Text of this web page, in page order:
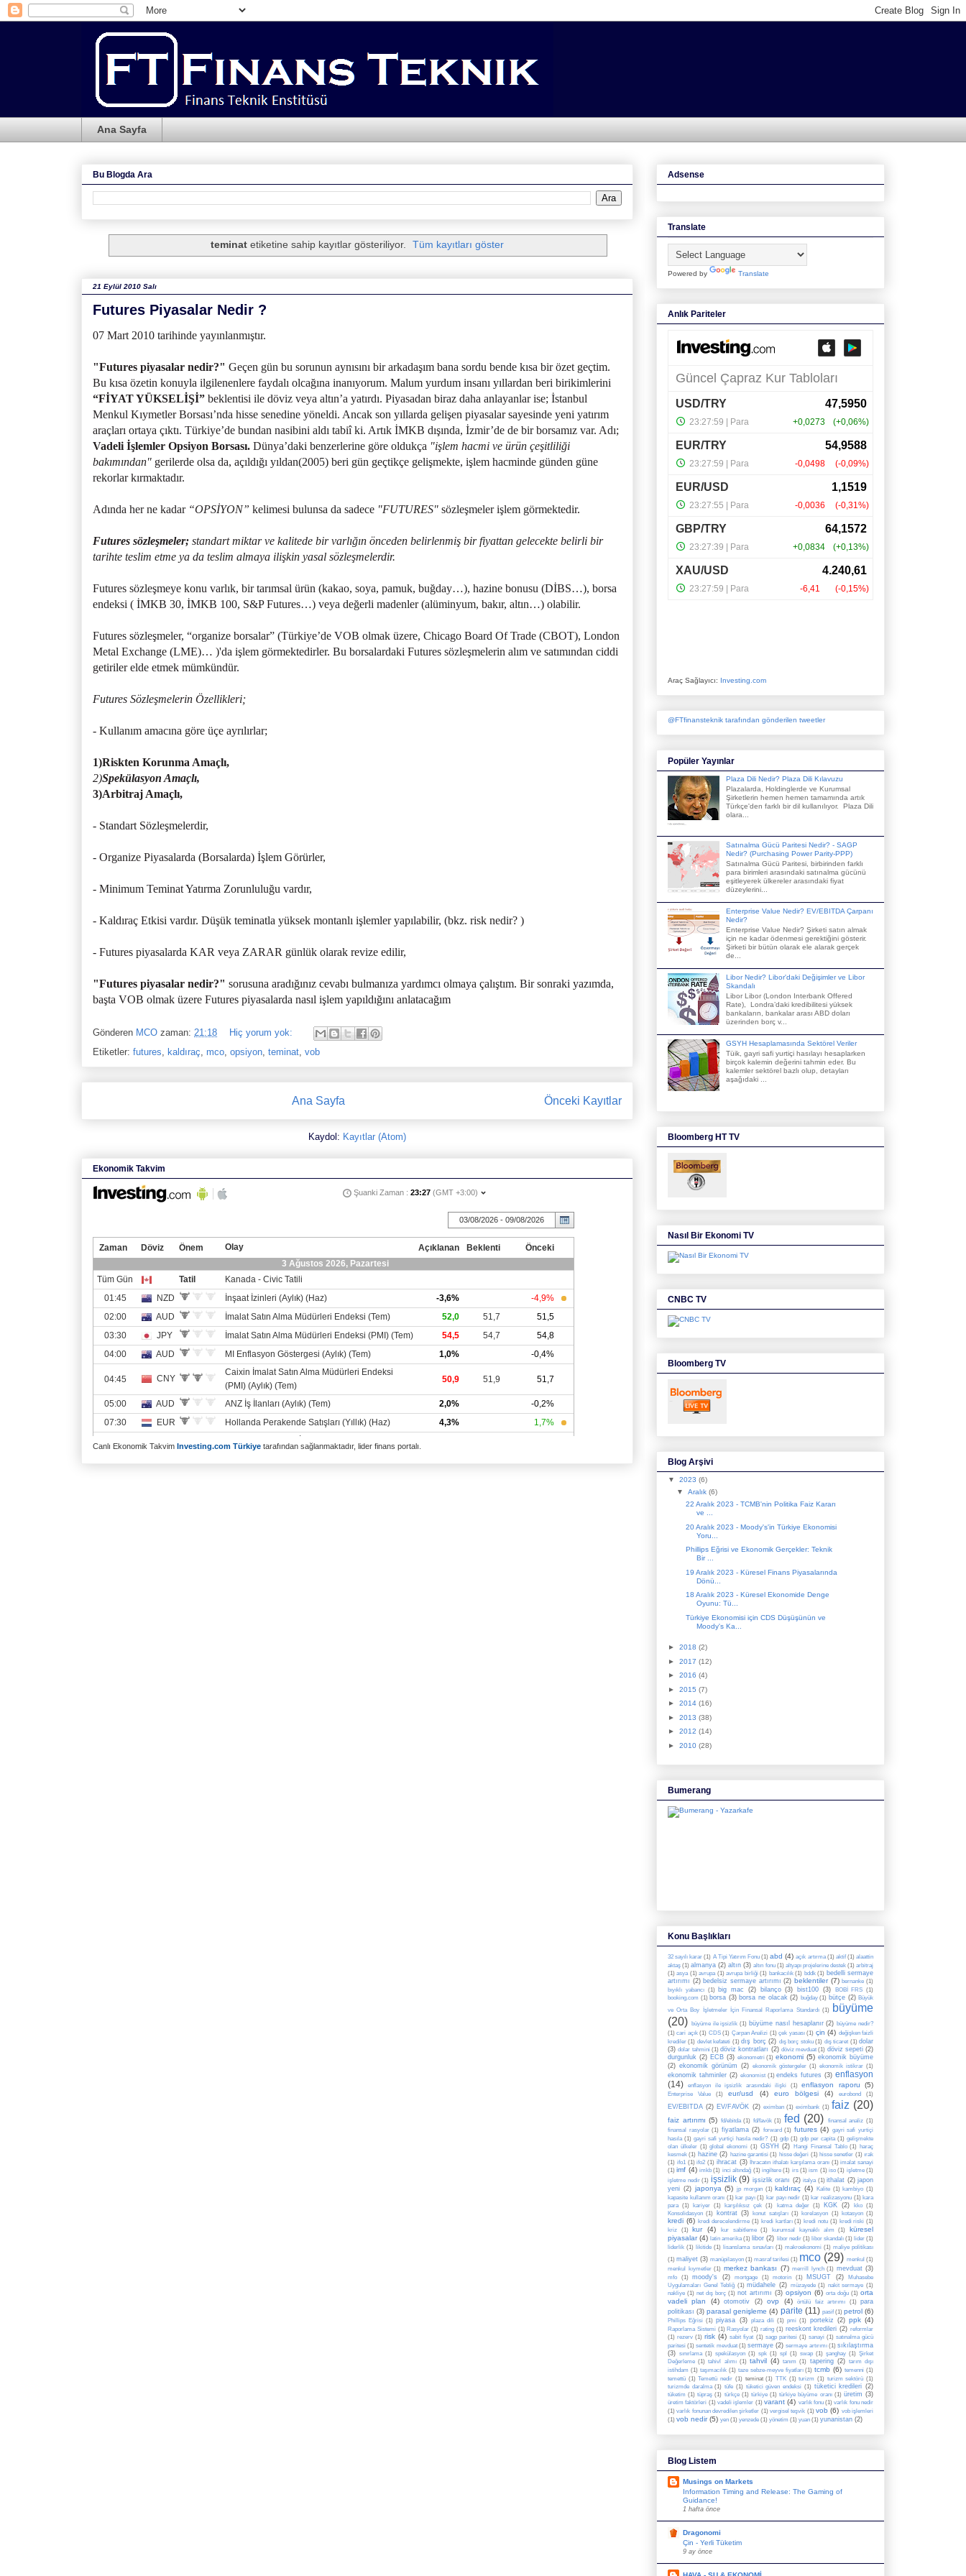
Ana Sayfa
Bu Blogda Ara
teminatetiketine sahip kayıtlar gösteriliyor. Tüm kayıtları göster
21 Eylül 2010 Salı
Futures Piyasalar Nedir ?
07 Mart 2010 tarihinde yayınlanmıştır.
"Futures piyasalar nedir?" Geçen gün bu sorunun aynısını bir arkadaşım bana sordu bende kısa bir özet geçtim.
Bu kısa özetin konuyla ilgilenenlere faydalı olcağına inanıyorum. Malum yurdum insanı yıllardan beri birikimlerini
“FİYAT YÜKSELİŞİ” beklentisi ile döviz veya altın’a yatırdı. Piyasadan biraz daha anlayanlar ise; İstanbul
Menkul Kıymetler Borsası’nda hisse senedine yöneldi. Ancak son yıllarda gelişen piyasalar sayesinde yeni yatırım
araçları ortaya çıktı. Türkiye’de bundan nasibini aldı tabiî ki. Artık İMKB dışında, İzmir’de de bir borsamız var. Adı;
Vadeli İşlemler Opsiyon Borsası. Dünya’daki benzerlerine göre oldukça "işlem hacmi ve ürün çeşitliliği
bakımından" gerilerde olsa da, açıldığı yıldan(2005) beri gün geçtikçe gelişmekte, işlem hacminde günden güne
rekorlar kırmaktadır.
Adında her ne kadar “OPSİYON” kelimesi bulunsa da sadece "FUTURES" sözleşmeler işlem görmektedir.
Futures sözleşmeler; standart miktar ve kalitede bir varlığın önceden belirlenmiş bir fiyattan gelecekte belirli bir
tarihte teslim etme ya da teslim almaya ilişkin yasal sözleşmelerdir.
Futures sözleşmeye konu varlık, bir tarımsal ürün (kakao, soya, pamuk, buğday…), hazine bonusu (DİBS…), borsa
endeksi ( İMKB 30, İMKB 100, S&P Futures…) veya değerli madenler (alüminyum, bakır, altın…) olabilir.
Futures sözleşmeler, “organize borsalar” (Türkiye’de VOB olmak üzere, Chicago Board Of Trade (CBOT), London
Metal Exchange (LME)… )'da işlem görmektedirler. Bu borsalardaki Futures sözleşmelerin alım ve satımından ciddi
getiriler elde etmek mümkündür.
Futures Sözleşmelerin Özellikleri;
- Kullanım amacına göre üçe ayrılırlar;
1)Riskten Korunma Amaçlı,
2)Spekülasyon Amaçlı,
3)Arbitraj Amaçlı,
- Standart Sözleşmelerdir,
- Organize Piyasalarda (Borsalarda) İşlem Görürler,
- Minimum Teminat Yatırma Zorunluluğu vardır,
- Kaldıraç Etkisi vardır. Düşük teminatla yüksek montanlı işlemler yapılabilir, (bkz. risk nedir? )
- Futures piyasalarda KAR veya ZARAR günlük olarak revize edilir,
"Futures piyasalar nedir?" sorusuna aradığınız cevabı bulmanıza yardımcı olmaya çalıştım. Bir sonraki yazımda,
başta VOB olmak üzere Futures piyasalarda nasıl işlem yapıldığını anlatacağım
Gönderen MCO zaman: 21:18
Hiç yorum yok:
Etiketler: futures kaldıraç mco opsiyon teminat vob
Önceki Kayıtlar
Ana Sayfa
Kaydol: Kayıtlar (Atom)
Ekonomik Takvim
Canlı Ekonomik Takvim Investing.com Türkiye tarafından sağlanmaktadır, lider finans portalı.
Adsense
Translate
Powered by Translate
Anlık Pariteler
Araç Sağlayıcı: Investing.com
@FTfinansteknik tarafından gönderilen tweetler
Popüler Yayınlar
Plaza Dili Nedir? Plaza Dili Kılavuzu
Plazalarda, Holdinglerde ve Kurumsal
Şirketlerin hemen hemen tamamında artık
Türkçe'den farklı bir dil kullanılıyor. Plaza Dili
olara...
Satınalma Gücü Paritesi Nedir? - SAGP
Nedir? (Purchasing Power Parity-PPP)
Satınalma Gücü Paritesi, birbirinden farklı
para birimleri arasındaki satınalma gücünü
eşitleyerek ülkereler arasındaki fiyat
düzeylerini...
Enterprise Value Nedir? EV/EBITDA Çarpanı
Nedir?
Enterprise Value Nedir? Şirketi satın almak
için ne kadar ödenmesi gerektiğini gösterir.
Şirketi bir bütün olarak ele alarak gerçek
de...
Libor Nedir? Libor'daki Değişimler ve Libor
Skandalı
Libor Libor (London Interbank Offered
Rate), Londra’daki kredibilitesi yüksek
bankaların, bankalar arası ABD doları
üzerinden borç v...
GSYH Hesaplamasında Sektörel Veriler
Tüik, gayri safi yurtiçi hasılayı hesaplarken
birçok kalemin değerini tahmin eder. Bu
kalemler sektörel bazlı olup, detayları
aşağıdaki ...
Bloomberg HT TV
Nasıl Bir Ekonomi TV
CNBC TV
Bloomberg TV
Blog Arşivi
▼ 2023 (6)
▼ Aralık (6)
22 Aralık 2023 - TCMB'nin Politika Faiz Kararı
ve ...
20 Aralık 2023 - Moody's'in Türkiye Ekonomisi
Yoru...
Phillips Eğrisi ve Ekonomik Gerçekler: Teknik
Bir ...
19 Aralık 2023 - Küresel Finans Piyasalarında
Dönü...
18 Aralık 2023 - Küresel Ekonomide Denge
Oyunu: Tü...
Türkiye Ekonomisi için CDS Düşüşünün ve
Moody's Ka...
► 2018 (2)
► 2017 (12)
► 2016 (4)
► 2015 (7)
► 2014 (16)
► 2013 (38)
► 2012 (14)
► 2010 (28)
Bumerang
Konu Başlıkları
32 sayılı karar (1) A Tipi Yatırım Fonu (1) abd (4) açık artırma (1) aktif (1) alaattin
aktaş (1) almanya (2) altın (3) altın fonu (1) altyapı projelerine destek (1) arbitraj
(1) asya (1) avrupa (1) avrupa birliği (1) bankacılık (1) bddk (1) bedelli sermaye
artırımı (2) bedelsiz sermaye artırımı (2) beklentiler (7) bernanke (1)
bıyıklı yabancı (1) big mac (2) bilanço (3) bist100 (3) BOBİ FRS (1)
booking.com (1) borsa (3) borsa ne olacak (2) buğday (1) bütçe (2) Büyük
ve Orta Boy İşletmeler İçin Finansal Raporlama Standardı (1)
büyüme
(20)
büyüme ile işsizlik (1) büyüme nasıl hesaplanır (2) büyüme nedir?
(1) cari açık (1) CDS (1) Çarpan Analizi (1) çek yasası (1) çin (4) değişken faizli
krediler (1) devlet kefateti (1) dış borç (2) dış borç stoku (1) dış ticaret (1) dolar
(3) dolar tahmini (1) döviz kontratları (2) döviz mevduat (1) döviz sepeti (2)
durgunluk (2) ECB (3) ekonometri (1) ekonomi (5) ekonomik büyüme
(2) ekonomik görünüm (2) ekonomik göstergeler (1) ekonomik istikrar (1)
ekonomik tahminler (2) ekonomist (1) endeks futures (3) enflasyon
(14)
enflasyon ile işsizlik arasındaki ilişki (1) enflasyon raporu (5)
Enterprise Value (1) eur/usd (4) euro bölgesi (4) eurobond (1)
EV/EBITDA (2) EV/FAVÖK (2) eximban (1) eximbank (1) faiz (20)
faiz artırımı (5) fd/ebitda (1) fd/favök (1) fed (20) finansal analiz (1)
finansal rasyolar (1) fiyatlama (2) forward (1) futures (4) gayri safi yurtiçi
hasıla (1) gayri safi yurtiçi hasıla nedir? (1) gdp (1) gdp per capita (1) gelişmekte
olan ülkeler (1) global ekonomi (1) GSYH (2) Hangi Finansal Tablo (1)
haraç
kesmek (1) hazine (2) hazine garantisi (1) hisse değeri (1) hisse senetler (1) ırak
(1) ifo1 (1) ifo2 (1) ihracat (3) İhracatın ithalatı karşılama oranı (1) imalat sanayi
(1) imf (4) imkb (1) inci altındağ (1) ingiltere (1) irs (1) ism (1) iso (1) işletme (1)
işletme nedir (1) işsizlik (9) işsizlik oranı (2) italya (1) ithalat (2) japon
yeni (2) japonya (5) jp morgan (1) kaldıraç (4) Kalite (1) kambiyo (1)
kapasite kullanım oranı (1) kar payı (1) kar payı nedir (1) kar realizasyonu (1) kara
para (1) kariyer (1) karşılıksız çek (1) katma değer (1) KGK (2) kko (1)
Konsolidasyon (1) kontrat (3) konut satışları (1) korelasyon (1) kotasyon (1)
kredi (6) kredi derecelendirme (1) kredi kartları (1) kredi notu (1) kredi riski (1)
kriz
(1) kur (4) kur sabitleme (1) kurumsal kaynaklı alım (1)
küresel
piyasalar (4) latin amerika (1) libor (2) libor nedir (1) libor skandalı (1) lider (1)
liderlik (1) likitide (1) lisanslama sınavları (1) makroekonomi (1) maliye politikası
(1) maliyet (3) manüpilasyon (1) masraf tarifesi (1) mco (29) menkul (1)
menkul kıymetler (1) merkez bankası (7) merrill lynch (1) mevduat (3)
mfo (1) moody's (2) mortgage (1) motorin (1) MSUGT (2)
Muhasebe
Uygulamaları Genel Tebliğ (1) müdahele (2) müzayede (1) nakit sermaye (1)
nakliye (1) net dış borç (1) not artırımı (3) opsiyon (6) orta doğu (1) orta
vadeli plan
(4) otomotiv (2) ovp (4) örtülü faiz artırımı (1)
para
politikası (3) parasal genişleme (4) parite (11) pasif (1) petrol (6)
Phillips Eğrisi (1) piyasa (3) plaza dili (1) pmi (1) portekiz (2) ppk (4)
Raporlama Sistemi (1) Rasyolar (1) rating (1) reeskont kredileri (2) reformlar
(1) rezerv (1) risk (4) sabit fiyat (1) sagp paritesi (1) sanayi (1) satınalma gücü
paritesi (1) sentetik mevduat (1) sermaye (2) sermaye artırımı (1) sıkılaştırma
(3) sınırlama (1) spekülasyon (1) spk (1) spl (1) swap (1) şanghay (1) Şirket
Değerleme (1) tahivl alımı (1) tahvil (4) tanım (1) tapering (2) tarım dışı
istihdam (1) taşımacılık (1) taze sebze-meyve fiyatları (1) tcmb (6) temenni (1)
temettü (1) Temettü nedir (1) teminat (1) TTK (1) turizm (1) turizm sektörü (1)
turizmde daralma (1) tüfe (1) tüketici güven endeksi (1) tüketici kredileri (2)
tüketim (1) tüpraş (1) türkçe (1) türkiye (1) türkiye büyüme oranı (1) üretim (3)
üretim faktörleri (1) vadeli işlemler (1) varant (4) varlık fonu (1) varlık fonu nedir
(1) varlık fonunan devredilen şirketler (1) vergisel teşvik (1) vob (6) vob işlemleri
(1) vob nedir (5) yen (1) yenzede (1) yönetim (1) yuan (1) yunanistan (2)
Blog Listem
Musings on Markets
Information Timing and Release: The Gaming of
Guidance!
1 hafta önce
Dragonomi
Çin - Yerli Tüketim
9 ay önce